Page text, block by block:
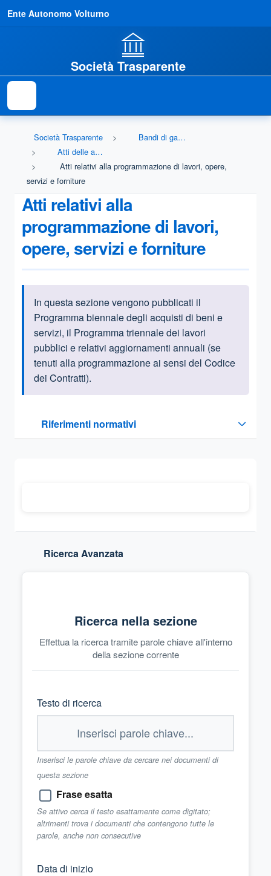
Ente Autonomo Volturno
Società Trasparente
Società Trasparente
Bandi di gara e contratti
Atti delle amministrazioni aggiudicatrici e degli enti aggiudicatori distintamente per ogni procedura
Atti relativi alla programmazione di lavori, opere,
servizi e forniture
Atti relativi alla
programmazione di lavori,
opere, servizi e forniture
Informazioni introduttive
In questa sezione vengono pubblicati il
Programma biennale degli acquisti di beni e
servizi, il Programma triennale dei lavori
pubblici e relativi aggiornamenti annuali (se
tenuti alla programmazione ai sensi del Codice
dei Contratti).
Riferimenti normativi
Sezione compressa
Ricerca Avanzata
Ricerca nella sezione
Effettua la ricerca tramite parole chiave all'interno
della sezione corrente
Testo di ricerca
Inserisci le parole chiave da cercare nei documenti di
questa sezione
Frase esatta
Se attivo cerca il testo esattamente come digitato;
altrimenti trova i documenti che contengono tutte le
parole, anche non consecutive
Data di inizio